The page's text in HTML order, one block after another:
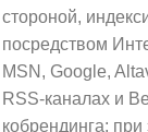
стороной,
посредством
MSN, Google,
RSS-каналах и
кобрендинга;